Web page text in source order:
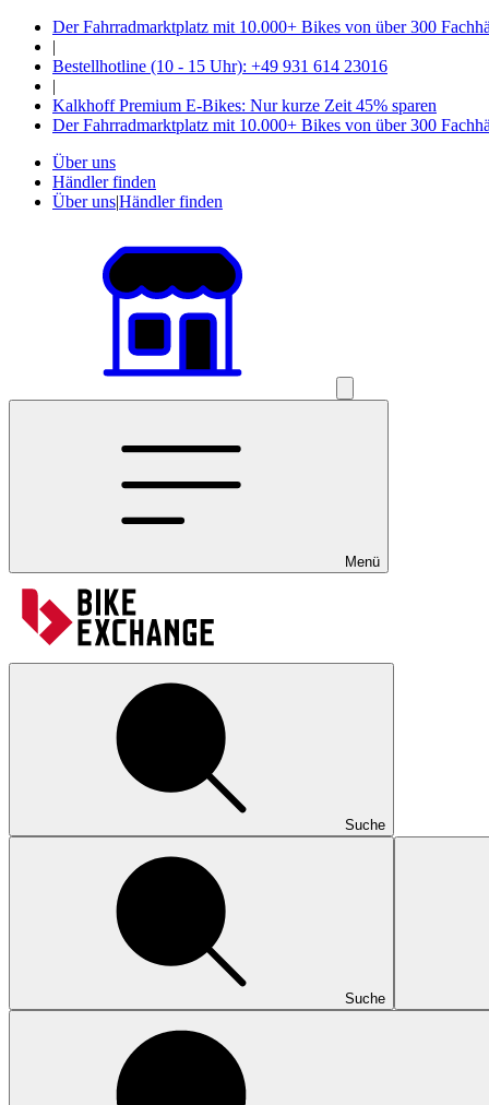
Der Fahrradmarktplatz mit 10.000+ Bikes von über 300
|
Bestellhotline (10 - 15 Uhr): +49 931 614 23016
|
Kalkhoff Premium E-Bikes: Nur kurze Zeit 45% sparen
Der Fahrradmarktplatz mit 10.000+ Bikes von über 300
Über uns
Händler finden
Über uns|Händler finden
Menü
Suche
Suche